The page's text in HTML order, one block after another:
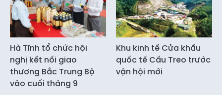
Hà Tĩnh tổ chức hội
nghị kết nối giao
thương Bắc Trung Bộ
vào cuối tháng 9
Khu kinh tế Cửa khẩu
quốc tế Cầu Treo trước
vận hội mới